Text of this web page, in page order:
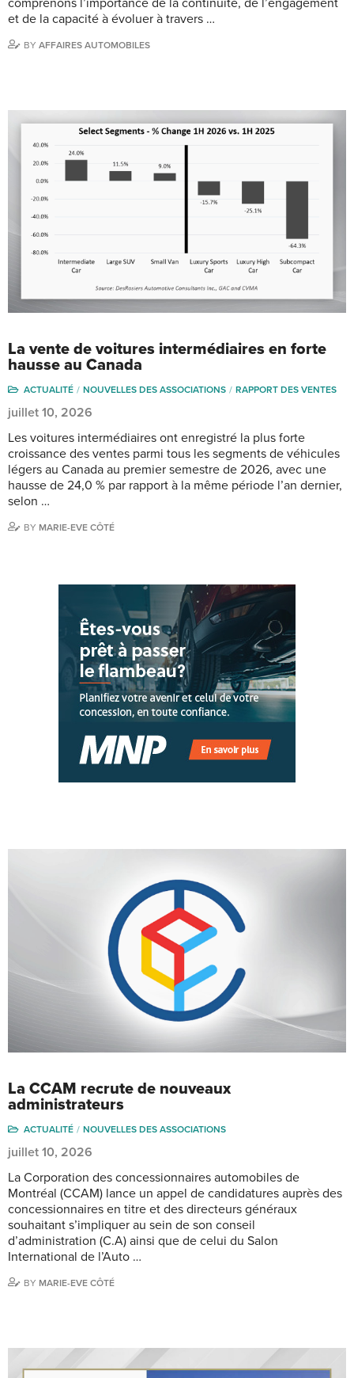
et de la capacité à évoluer à travers …
BY AFFAIRES AUTOMOBILES
La vente de voitures intermédiaires en forte
hausse au Canada
ACTUALITÉ NOUVELLES DES ASSOCIATIONS RAPPORT DES VENTES
juillet 10, 2026
Les voitures intermédiaires ont enregistré la plus forte
croissance des ventes parmi tous les segments de véhicules
légers au Canada au premier semestre de 2026, avec une
hausse de 24,0 % par rapport à la même période l’an dernier,
selon …
BY MARIE-EVE CÔTÉ
La CCAM recrute de nouveaux
administrateurs
ACTUALITÉ NOUVELLES DES ASSOCIATIONS
juillet 10, 2026
La Corporation des concessionnaires automobiles de
Montréal (CCAM) lance un appel de candidatures auprès des
concessionnaires en titre et des directeurs généraux
souhaitant s’impliquer au sein de son conseil
d’administration (C.A) ainsi que de celui du Salon
International de l’Auto …
BY MARIE-EVE CÔTÉ